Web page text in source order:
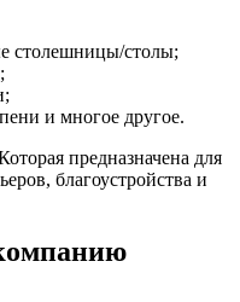
столешницы/столы;
и многое другое.
предназначена для
благоустройства и